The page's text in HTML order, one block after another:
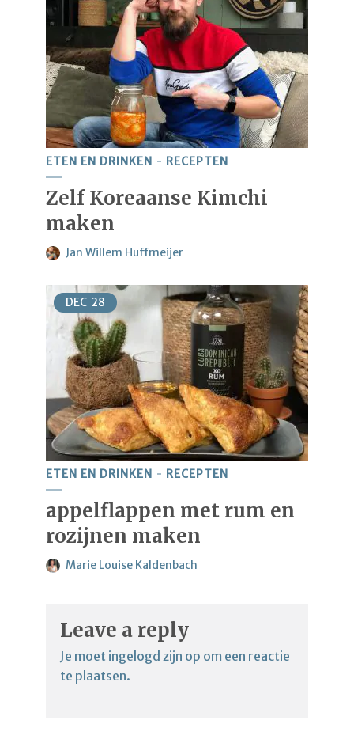
ETEN EN DRINKEN RECEPTEN
Zelf Koreaanse Kimchi
maken
Jan Willem Huffmeijer
DEC 28
ETEN EN DRINKEN RECEPTEN
appelflappen met rum en
rozijnen maken
Marie Louise Kaldenbach
Leave a reply
Je moet ingelogd zijn op om een reactie
te plaatsen.